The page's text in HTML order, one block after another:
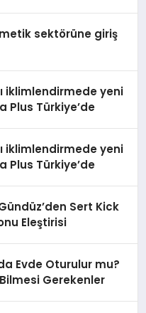
sektörüne giriş
iklimlendirmede yeni
Plus Türkiye’de
iklimlendirmede yeni
Plus Türkiye’de
Sert Kick
Eleştirisi
Evde Oturulur mu?
Gerekenler